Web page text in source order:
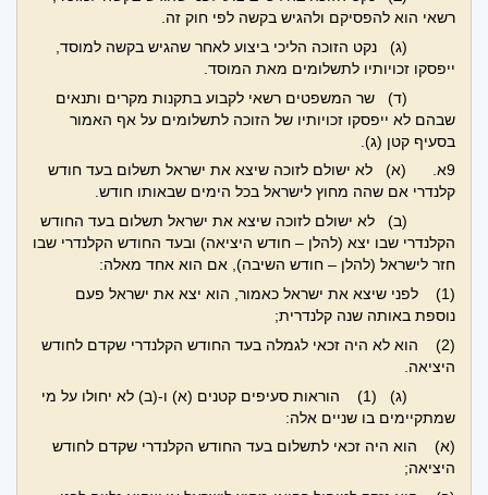
רשאי הוא להפסיקם ולהגיש בקשה לפי חוק זה.
(ג) נקט הזוכה הליכי ביצוע לאחר שהגיש בקשה למוסד,
ייפסקו זכויותיו לתשלומים מאת המוסד.
(ד) שר המשפטים רשאי לקבוע בתקנות מקרים ותנאים
שבהם לא ייפסקו זכויותיו של הזוכה לתשלומים על אף האמור
בסעיף קטן (ג).
9א. (א) לא ישולם לזוכה שיצא את ישראל תשלום בעד חודש
קלנדרי אם שהה מחוץ לישראל בכל הימים שבאותו חודש.
(ב) לא ישולם לזוכה שיצא את ישראל תשלום בעד החודש
הקלנדרי שבו יצא (להלן – חודש היציאה) ובעד החודש הקלנדרי שבו
חזר לישראל (להלן – חודש השיבה), אם הוא אחד מאלה:
(1) לפני שיצא את ישראל כאמור, הוא יצא את ישראל פעם
נוספת באותה שנה קלנדרית;
(2) הוא לא היה זכאי לגמלה בעד החודש הקלנדרי שקדם לחודש
היציאה.
(ג) (1) הוראות סעיפים קטנים (א) ו-(ב) לא יחולו על מי
שמתקיימים בו שניים אלה:
(א) הוא היה זכאי לתשלום בעד החודש הקלנדרי שקדם לחודש
היציאה;